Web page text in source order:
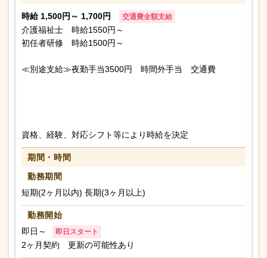
時給 1,500円～ 1,700円 交通費全額支給
介護福祉士 時給1550円～
初任者研修 時給1500円～
≪別途支給≫夜勤手当3500円 時間外手当 交通費
資格、経験、対応シフト等により時給を決定
期間・時間
勤務期間
短期(2ヶ月以内) 長期(3ヶ月以上)
勤務開始
即日～
即日スタート
2ヶ月契約 更新の可能性あり